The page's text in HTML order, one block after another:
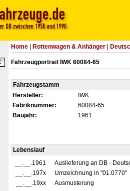
Home Rottenwagen & Anhänger
Fahrzeugportrait IWK 60084-65
Fahrzeugstamm
Hersteller:
IWK
Fabriknummer:
60084-65
Baujahr:
1961
Lebenslauf
__.__.1961
Auslieferung an DB -
__.__.197x
Umzeichnung in "01.0770"
__.__.19xx
Ausmusterung